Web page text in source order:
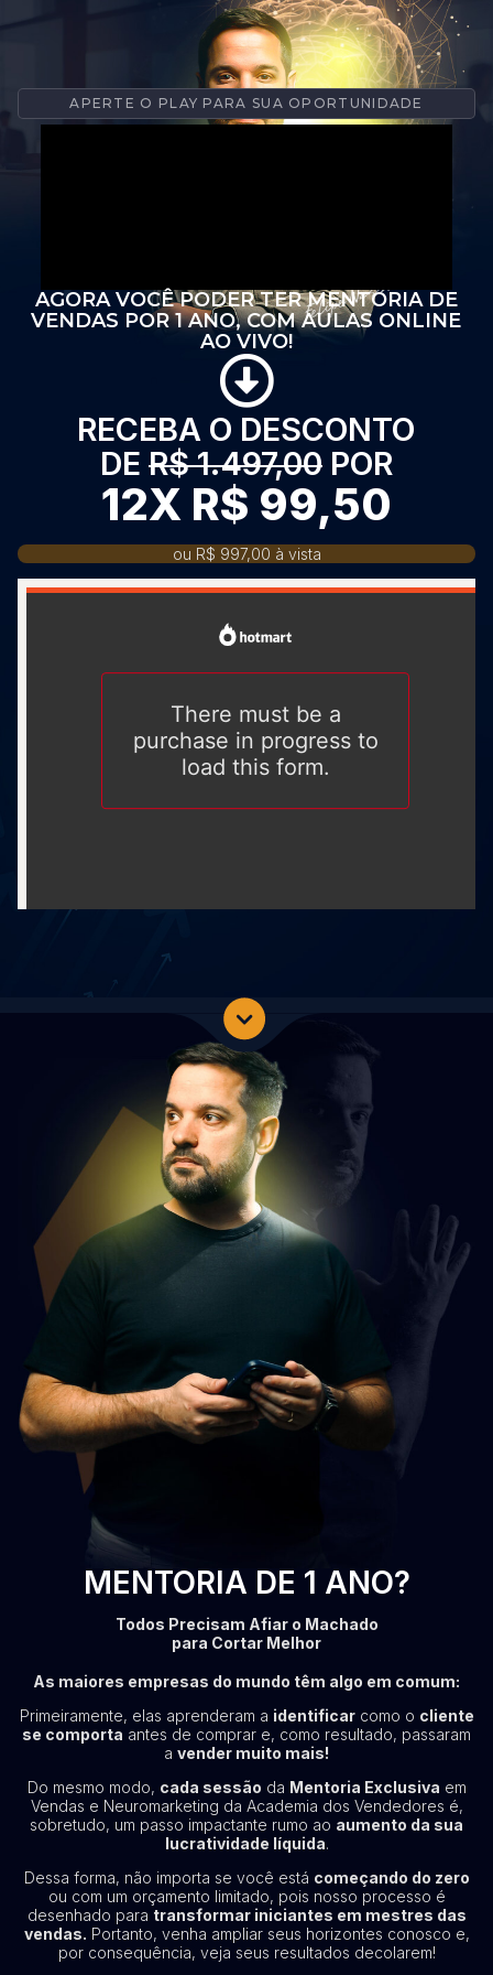
APERTE O PLAY PARA SUA OPORTUNIDADE
⁠AGORA VOCÊ PODER TER MENTORIA DE
VENDAS POR 1 ANO, COM AULAS ONLINE
AO VIVO!
RECEBA O DESCONTO
DE R$ 1.497,00POR
12X R$ 99,50
ou R$ 997,00 à vista
POR QUE ESCOLHER O
MENTORIA DE 1 ANO?
Todos Precisam Afiar o Machado
para Cortar Melhor
As maiores empresas do mundo têm algo em comum:
Primeiramente, elas aprenderam a identificarcomo o cliente
se comporta antes de comprar e, como resultado, passaram
a vender muito mais!
Do mesmo modo, cada sessão da Mentoria Exclusiva em
Vendas e Neuromarketing da Academia dos Vendedores é,
sobretudo, um passo impactante rumo ao aumento da sua
lucratividade líquida.
Dessa forma, não importa se você está começando do zero
ou com um orçamento limitado, pois nosso processo é
desenhado para transformar iniciantes em mestres das
vendas. Portanto, venha ampliar seus horizontes conosco e,
por consequência, veja seus resultados decolarem!